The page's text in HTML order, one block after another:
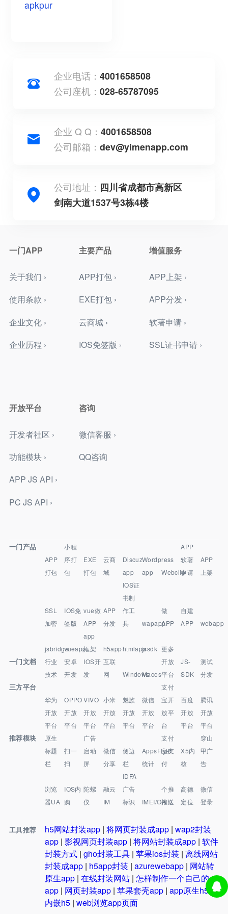
apkpur
企业电话：4001658508
公司座机：028-65787095
企业 Q Q：4001658508
公司邮箱：dev@yimenapp.com
公司地址： 四川省成都市高新区
剑南大道1537号3栋4楼
一门APP
关于我们 ›
使用条款 ›
企业文化 ›
企业历程 ›
主要产品
APP打包 ›
EXE打包 ›
云商城 ›
IOS免签版 ›
增值服务
APP上架 ›
APP分发 ›
软著申请 ›
SSL证书申请 ›
开放平台
开发者社区 ›
功能模块 ›
APP JS API ›
PC JS API ›
咨询
微信客服 ›
QQ咨询
一门产品
APP
打包
小程
序打
包
EXE
打包
云商
城
Discuz
app
Wordpress
app
Webclip
APP
软著
申请
APP
上架
SSL
加密
IOS免
签版
vue做
APP
APP
分发
IOS证
书制
作工
具
wapapp
做
APP
自建
APP
webapp
jsbridgevueapp
app
框架
h5apphtmlappjssdk 更多
一门文档
行业
技术
安卓
开发
IOS开
发
互联
网
WindowsMacos
开放
平台
JS-
SDK
测试
分发
三方平台
华为
开放
平台
OPPO
开放
平台
VIVO
开放
平台
小米
开放
平台
魅族
开放
平台
微信
开放
平台
支付
宝开
放平
台
百度
开放
平台
腾讯
开放
平台
推荐模块
原生
标题
栏
扫一
扫
广告
启动
屏
微信
分享
侧边
栏
AppsFlyer
统计
支付
宝支
付
X5内
核
穿山
甲广
告
浏览
器UA
IOS内
购
陀螺
仪
融云
IM
IDFA
广告
标识
IMEI/OAID
个推
推送
高德
定位
微信
登录
工具推荐 h5网站封装app | 将网页封装成app | wap2封装
app | 影视网页封装app | 将网站封装成app | 软件
封装方式 | gho封装工具 | 苹果ios封装 | 离线网站
封装成app | h5app封装 | azurewebapp | 网站转
原生app | 在线封装网站 | 怎样制作一个自己的
app | 网页封装app | 苹果套壳app | app原生h5和
内嵌h5 | web浏览app页面